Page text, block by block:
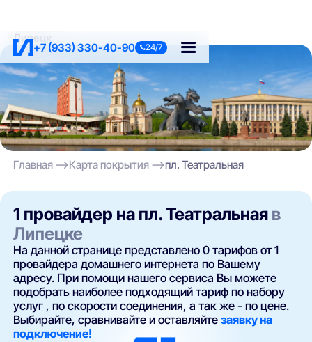
+7 (933) 330-40-90 24/7
Липецк
Главная Карта покрытия пл. Театральная
1 провайдер на пл. Театральная в
Липецке
На данной странице представлено 0 тарифов от 1
провайдера домашнего интернета по Вашему
адресу. При помощи нашего сервиса Вы можете
подобрать наиболее подходящий тариф по набору
услуг , по скорости соединения, а так же - по цене.
Выбирайте, сравнивайте и оставляйтезаявку на
подключение!